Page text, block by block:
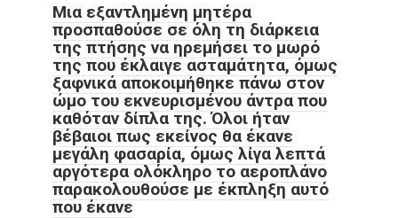
Μια εξαντλημένη μητέρα
προσπαθούσε σε όλη τη διάρκεια
της πτήσης να ηρεμήσει το μωρό
της που έκλαιγε ασταμάτητα, όμως
ξαφνικά αποκοιμήθηκε πάνω στον
ώμο του εκνευρισμένου άντρα που
καθόταν δίπλα της. Όλοι ήταν
βέβαιοι πως εκείνος θα έκανε
μεγάλη φασαρία, όμως λίγα λεπτά
αργότερα ολόκληρο το αεροπλάνο
παρακολουθούσε με έκπληξη αυτό
που έκανε